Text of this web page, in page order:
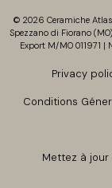
© 2026 Ceramiche Atlas
Spezzano di Fiorano
Export M/MO 011971 |
Privacy
Conditions
Mettez à